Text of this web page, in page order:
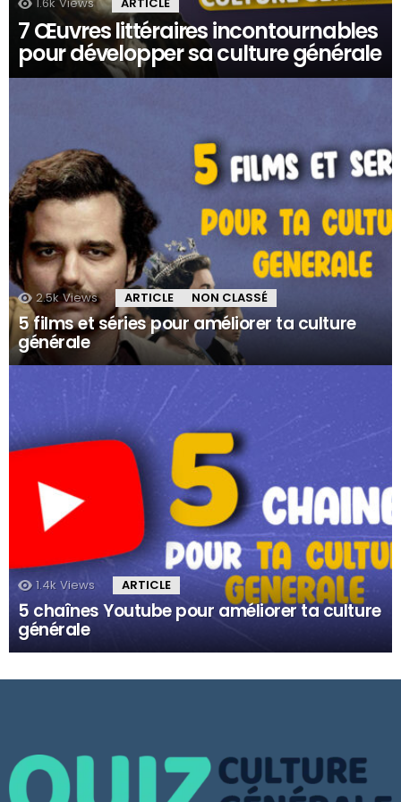
7 Œuvres littéraires incontournables
pour développer sa culture générale
2.5k Views ARTICLE NON CLASSÉ
5 films et séries pour améliorer ta culture
générale
1.4k Views ARTICLE
5 chaînes Youtube pour améliorer ta culture
générale